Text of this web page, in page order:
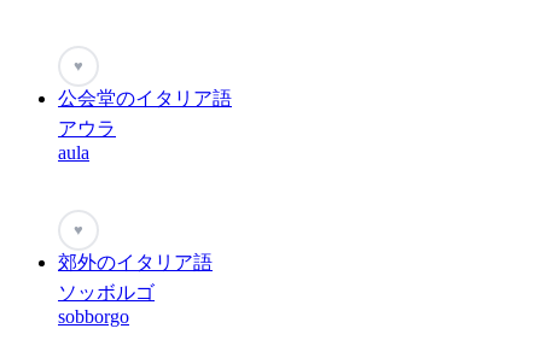
♥
公会堂のイタリア語
アウラ
aula
♥
郊外のイタリア語
ソッボルゴ
sobborgo